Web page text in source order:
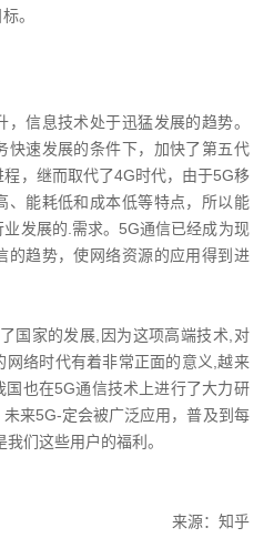
。
信息技术处于迅猛发展的趋势。
快速发展的条件下，加快了第五代
，继而取代了4G时代，由于5G移
、能耗低和成本低等特点，所以能
发展的.需求。5G通信已经成为现
的趋势，使网络资源的应用得到进
国家的发展,因为这项高端技术,对
络时代有着非常正面的意义,越来
也在5G通信技术上进行了大力研
来5G-定会被广泛应用，普及到每
们这些用户的福利。
来源：知乎